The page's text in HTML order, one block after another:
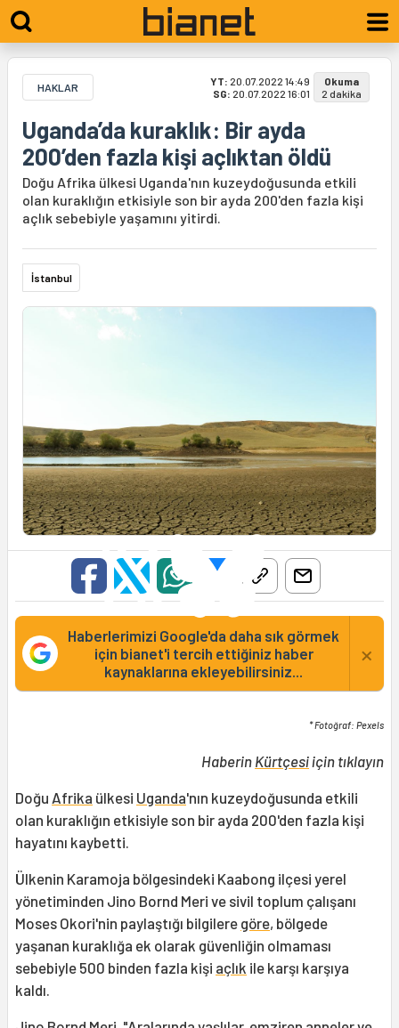
HAKLAR YT: 20.07.2022 14:49
SG: 20.07.2022 16:01
Okuma
2 dakika
Uganda’da kuraklık: Bir ayda
200’den fazla kişi açlıktan öldü
Doğu Afrika ülkesi Uganda'nın kuzeydoğusunda etkili
olan kuraklığın etkisiyle son bir ayda 200'den fazla kişi
açlık sebebiyle yaşamını yitirdi.
İstanbul
Haberlerimizi Google'da daha sık görmek
için bianet'i tercih ettiğiniz haber
kaynaklarına ekleyebilirsiniz...
×
* Fotoğraf: Pexels
Haberin Kürtçesiiçin tıklayın
Doğu Afrika ülkesi Uganda'nın kuzeydoğusunda etkili
olan kuraklığın etkisiyle son bir ayda 200'den fazla kişi
hayatını kaybetti.
Ülkenin Karamoja bölgesindeki Kaabong ilçesi yerel
yönetiminden Jino Bornd Meri ve sivil toplum çalışanı
Moses Okori'nin paylaştığı bilgilere göre, bölgede
yaşanan kuraklığa ek olarak güvenliğin olmaması
sebebiyle 500 binden fazla kişi açlık ile karşı karşıya
kaldı.